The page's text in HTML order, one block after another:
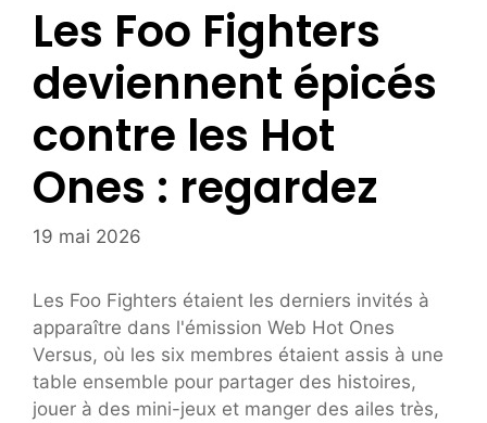
Les Foo Fighters
deviennent épicés
contre les Hot
Ones : regardez
19 mai 2026
Les Foo Fighters étaient les derniers invités à
apparaître dans l'émission Web Hot Ones
Versus, où les six membres étaient assis à une
table ensemble pour partager des histoires,
jouer à des mini-jeux et manger des ailes très,